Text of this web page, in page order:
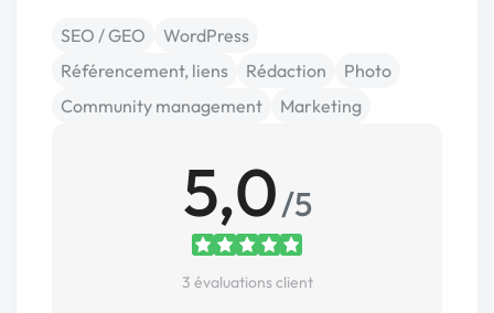
SEO / GEO
WordPress
Référencement, liens
Rédaction
Photo
Community management
Marketing
5,0/5
3 évaluations client